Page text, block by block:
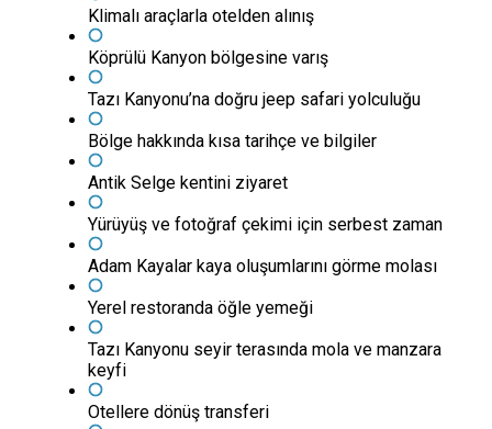
Klimalı araçlarla otelden alınış
Köprülü Kanyon bölgesine varış
Tazı Kanyonu’na doğru jeep safari yolculuğu
Bölge hakkında kısa tarihçe ve bilgiler
Antik Selge kentini ziyaret
Yürüyüş ve fotoğraf çekimi için serbest zaman
Adam Kayalar kaya oluşumlarını görme molası
Yerel restoranda öğle yemeği
Tazı Kanyonu seyir terasında mola ve manzara
keyfi
Otellere dönüş transferi